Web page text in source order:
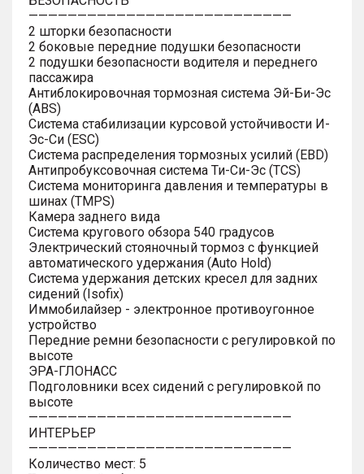
———————————————————————————
2 шторки безопасности
2 боковые передние подушки безопасности
2 подушки безопасности водителя и переднего
пассажира
Антиблокировочная тормозная система Эй-Би-Эс
(ABS)
Система стабилизации курсовой устойчивости И-
Эс-Си (ESC)
Система распределения тормозных усилий (EBD)
Антипробуксовочная система Ти-Си-Эс (TCS)
Система мониторинга давления и температуры в
шинах (TMPS)
Камера заднего вида
Система кругового обзора 540 градусов
Электрический стояночный тормоз с функцией
автоматического удержания (Auto Hold)
Система удержания детских кресел для задних
сидений (Isofix)
Иммобилайзер - электронное противоугонное
устройство
Передние ремни безопасности с регулировкой по
высоте
ЭРА-ГЛОНАСС
Подголовники всех сидений с регулировкой по
высоте
———————————————————————————
ИНТЕРЬЕР
———————————————————————————
Количество мест: 5